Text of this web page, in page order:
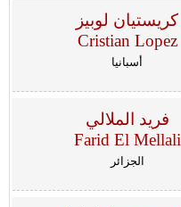
كريستيان لوبيز
Cristian Lopez
أسبانيا
فريد الملالي
Farid El Mellali
الجزائر